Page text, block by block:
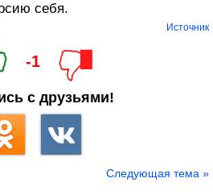
себя.
Источник
-1
с друзьями!
Следующая тема »